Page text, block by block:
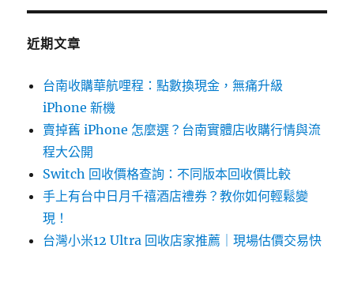
鍵
近期文章
台南收購華航哩程：點數換現金，無痛升級
iPhone 新機
賣掉舊 iPhone 怎麼選？台南實體店收購行情與流
程大公開
Switch 回收價格查詢：不同版本回收價比較
手上有台中日月千禧酒店禮券？教你如何輕鬆變
現！
台灣小米12 Ultra 回收店家推薦｜現場估價交易快